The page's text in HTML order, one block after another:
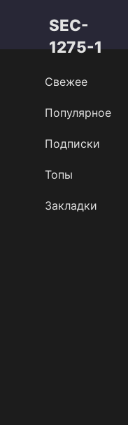
SEC-
1275-1
Свежее
Популярное
Подписки
Топы
Закладки